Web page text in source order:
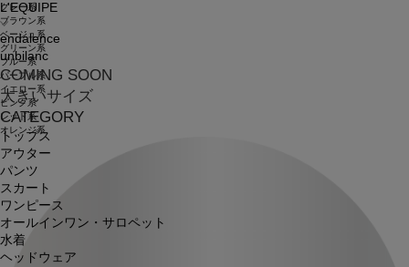
L'EQUIPE
endalence
unbilanc
COMING SOON
大きいサイズ
CATEGORY
トップス
アウター
パンツ
スカート
ワンピース
オールインワン・サロペット
水着
ヘッドウェア
グレー系
ブラウン系
ベージュ系
グリーン系
ブルー系
パープル系
イエロー系
ピンク系
レッド系
オレンジ系